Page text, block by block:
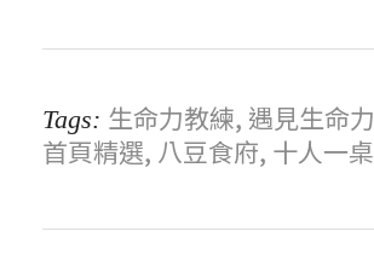
Tags: 生命力教練, 遇見生命力
首頁精選, 八豆食府, 十人一桌